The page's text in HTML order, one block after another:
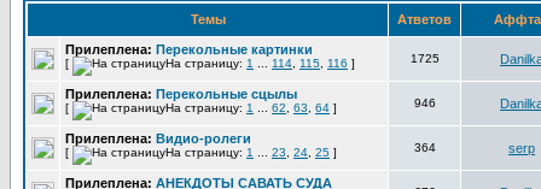
Темы Атветов
Прилеплена: Перекольные картинки
[ На страницу: 1 114 115 116 ] 1725
Прилеплена: Перекольные сцылы
[ На страницу: 1 62 63 64 ] 946
Прилеплена: Видио-ролеги
[ На страницу: 1 23 24 25 ] 364 serp
Прилеплена: АНЕКДОТЫ САВАТЬ СУДА